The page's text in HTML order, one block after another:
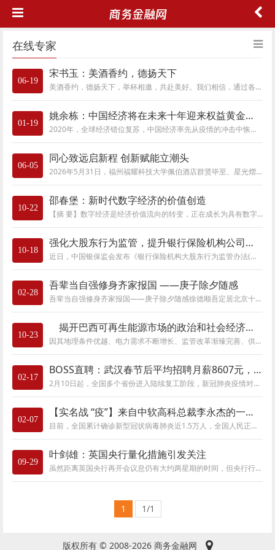
在线专家
06-19
宋书玉：美酒香约，德扬天下
美酒香约，德扬天下，举杯相邀，共赴美好。我们相信，通过各方的努力，四川国际美酒博览会必将成为德阳绵竹产区发展的助推器，成为世界美酒共
01-19
姚余栋：中国经济将在未来十年迎来权益黄金十年
2020年，全球经济错位复苏，中国经济率先从疫情的冲击中恢复，领先欧美国家，在全球主要经济体中独树一帜，1月10日，在2021年第九届中国首席经济学
06-05
同心致远启新程 创新赋能立潮头
2026年5月31日，福州福耀科技大学佩伯酒店群贤毕至、星光熠熠。“2026华夏企业家论坛暨第九届品牌强国人物大会”圆满落幕。本次大会由中国商报社、
10-22
邵春堡：新时代数字经济的价值创造
【摘 要】数字经济是经济价值流向的转变，正在成长为具有数字智能特点的崭新经济形态。数字经济以其特有的方式创造着丰富的经济和社会价值。
10-18
强化大股东行为监管，提升银行保险机构公司治理有效性
近日，中国银保监会发布《银行保险机构大股东行为监管办法(试行)》(以下简称《办法》)，规范约束大股东行为，完善公司治理机制，夯实银行保险机
02-28
吾辈当自强修身齐家报国 ——庚子除夕随感
吾辈当自强修身齐家报国——庚子除夕随感徐德顺吾定居北京十八载，然在京过大年乃首次也，缘于响应国家号召为控制新冠疫情而就地过节。庚子除
10-23
揭开巴西可再生能源市场的政治和社会经济因素
因其地理条件优越、电力需求不断增长、监管改革渐臻完善、供应链成熟，巴西已成为全球范围内最值得进行可再生能源投资的国家之一。巴西—冉冉
02-17
BOSS直聘：武汉春节后平均招聘月薪8607元，技术类人才需求显著提升
2月10日起，全国多个省份进入陆续复工阶段，新冠肺炎疫情对就业市场的影响开始出现缓和。2月17日，领先的招聘平台BOSS直聘发布《2020春节复工需求变
02-07
【实名战 “疫”】来自中软高科总裁李永杰的一封信
目前，全国累计确诊新型冠状病毒肺炎近1.5万人，全国人民正积极配合新型肺炎的疫情预防和控制工作，中央和各地方政府均已发布假期延长和企业延
09-29
叶剑雄：英国央行量化措施引发关注
虽然距离英国央行再开会议息仍有大约两星期的时间，但央行行长默文•金日前发表对英国央行的金融政策、英国以及世界经济的看法，引起了市场对
1 1/1
版权所有 © 2008-2026 商务金融网